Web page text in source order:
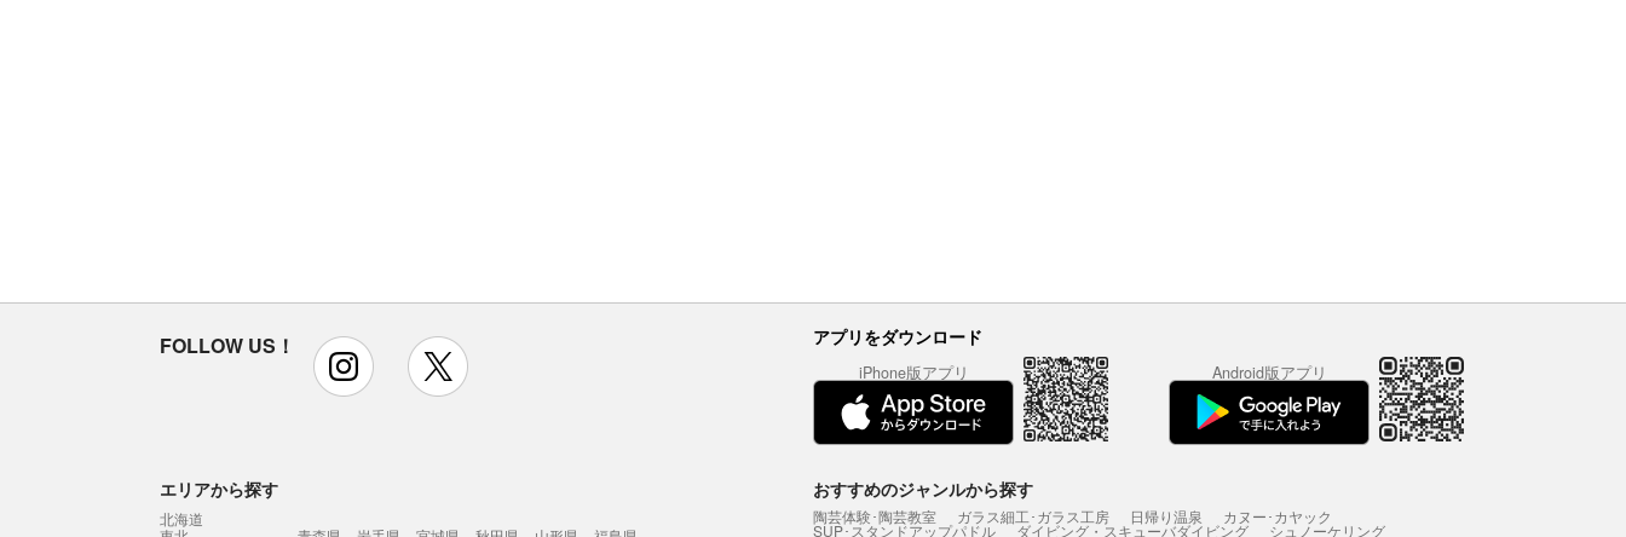
FOLLOW US！ instagram アプリをダウンロード
iPhone版アプリ Android版アプリ
エリアから探す
北海道
おすすめのジャンルから探す
陶芸体験･陶芸教室 ガラス細工･ガラス工房 日帰り温泉 カヌー･カヤック
SUP･スタンドアップパドル ダイビング・スキューバダイビング シュノーケリング